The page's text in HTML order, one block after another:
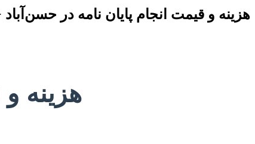
هزینه و قیمت انجام پایان نامه در
هزینه